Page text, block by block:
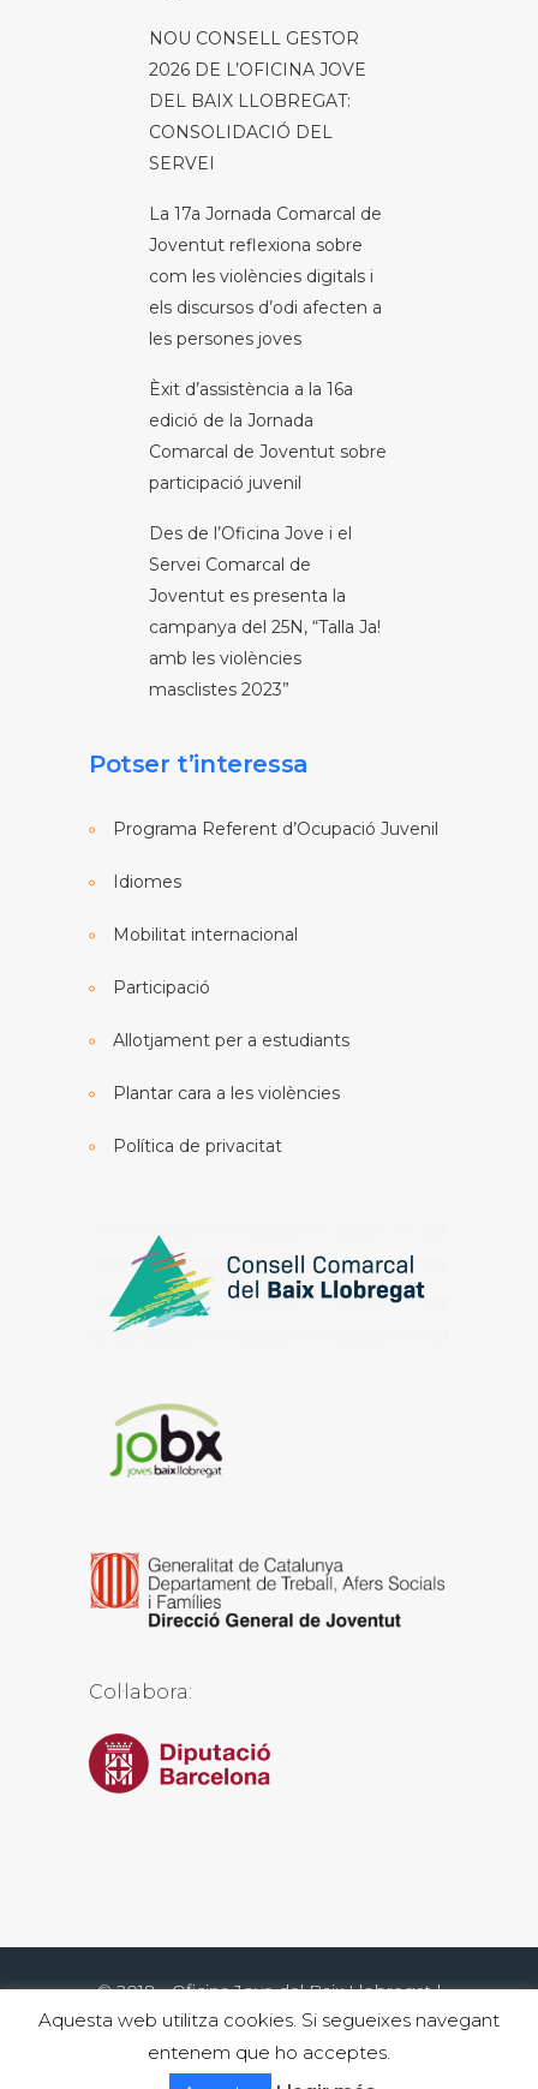
NOU CONSELL GESTOR
2026 DE L’OFICINA JOVE
DEL BAIX LLOBREGAT:
CONSOLIDACIÓ DEL
SERVEI
La 17a Jornada Comarcal de
Joventut reflexiona sobre
com les violències digitals i
els discursos d’odi afecten a
les persones joves
Èxit d’assistència a la 16a
edició de la Jornada
Comarcal de Joventut sobre
participació juvenil
Des de l’Oficina Jove i el
Servei Comarcal de
Joventut es presenta la
campanya del 25N, “Talla Ja!
amb les violències
masclistes 2023”
Potser t’interessa
Programa Referent d’Ocupació Juvenil
Idiomes
Mobilitat internacional
Participació
Allotjament per a estudiants
Plantar cara a les violències
Política de privacitat
Col·labora:
© 2018 - Oficina Jove del Baix Llobregat |
Web desenvolupada per Einatec
Consulting SL|Il·lustracions de Natalia
López Yeste
Aquesta web utilitza cookies. Si segueixes navegant
entenem que ho acceptes.